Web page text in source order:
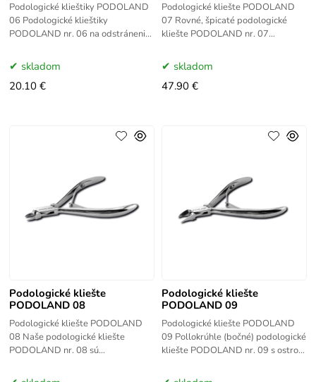
Podologické klieštiky PODOLAND
06 Podologické klieštiky
PODOLAND nr. 06 na odstránenie
najkvalitnejšej nehrdzavejúcej
ocele. Je to
skladom
20.10 €
Podologické kliešte PODOLAND
07 Rovné, špicaté podologické
kliešte PODOLAND nr. 07
najkvalitnejšej nehrdzavejúcej
ocele.
skladom
47.90 €
Podologické kliešte
PODOLAND 08
Podologické kliešte PODOLAND
08 Naše podologické kliešte
PODOLAND nr. 08 sú
nástrojom pre každého, kto sa stará
Podologické kliešte
PODOLAND 09
Podologické kliešte PODOLAND
09 Pollokrúhle (bočné) podologické
kliešte PODOLAND nr. 09 s ostrou
deti, dospelých a